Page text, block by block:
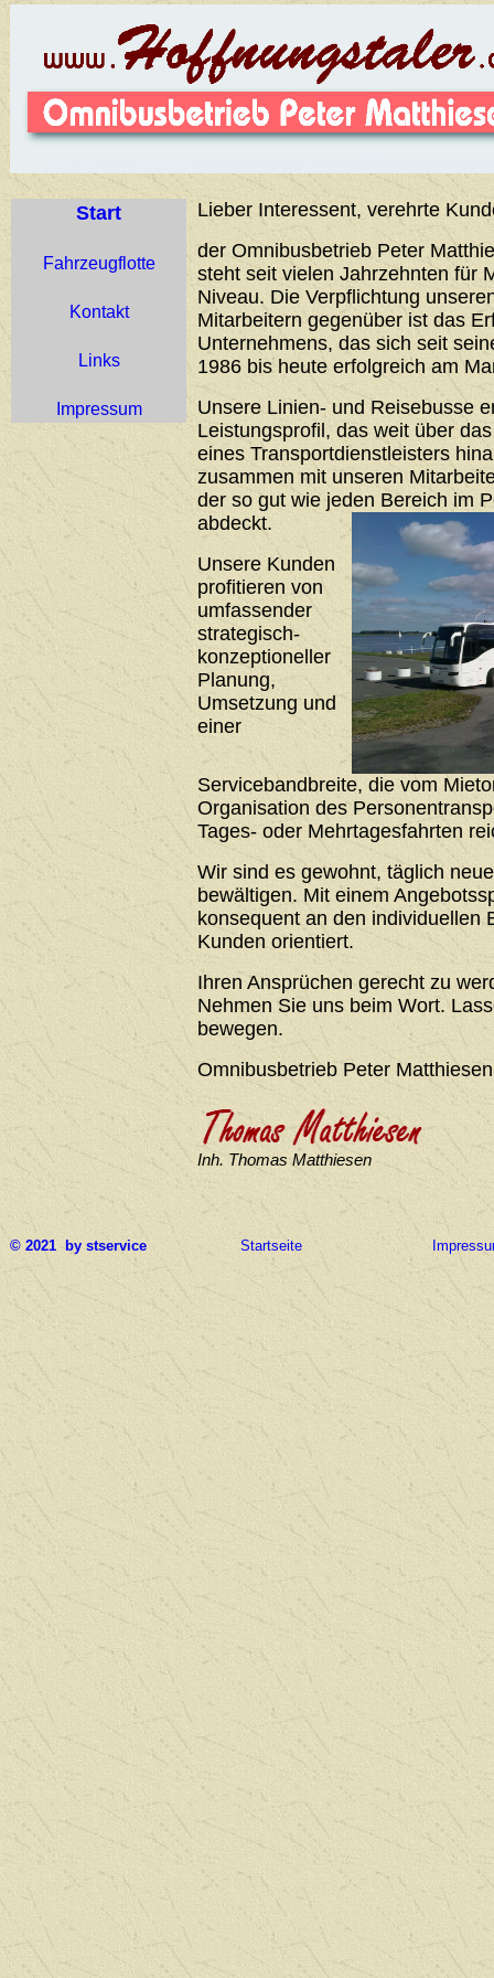
Start
Fahrzeugflotte
Kontakt
Links
Impressum
Lieber Interessent, verehrte
der Omnibusbetrieb Peter
steht seit vielen Jahrzehnten für
Niveau. Die Verpflichtung
Mitarbeitern gegenüber ist das
Unternehmens, das sich seit
1986 bis heute erfolgreich am
Unsere Linien- und Reisebusse
Leistungsprofil, das weit über
eines Transportdienstleisters
zusammen mit unseren
der so gut wie jeden Bereich im
abdeckt.
Unsere Kunden
profitieren von
umfassender
strategisch-
konzeptioneller
Planung,
Umsetzung und
einer
Servicebandbreite, die vom
Organisation des
Tages- oder Mehrtagesfahrten
Wir sind es gewohnt, täglich
bewältigen. Mit einem
konsequent an den individuellen
Kunden orientiert.
Ihren Ansprüchen gerecht zu
Nehmen Sie uns beim Wort.
bewegen.
Omnibusbetrieb Peter Matthiesen
Inh. Thomas Matthiesen
© 2021 by stservice Startseite